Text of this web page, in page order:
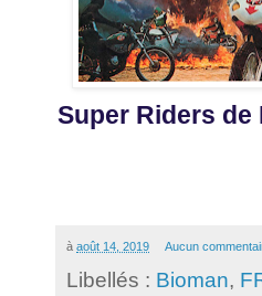
Super Riders de
à août 14, 2019 Aucun
Libellés : Bioman,